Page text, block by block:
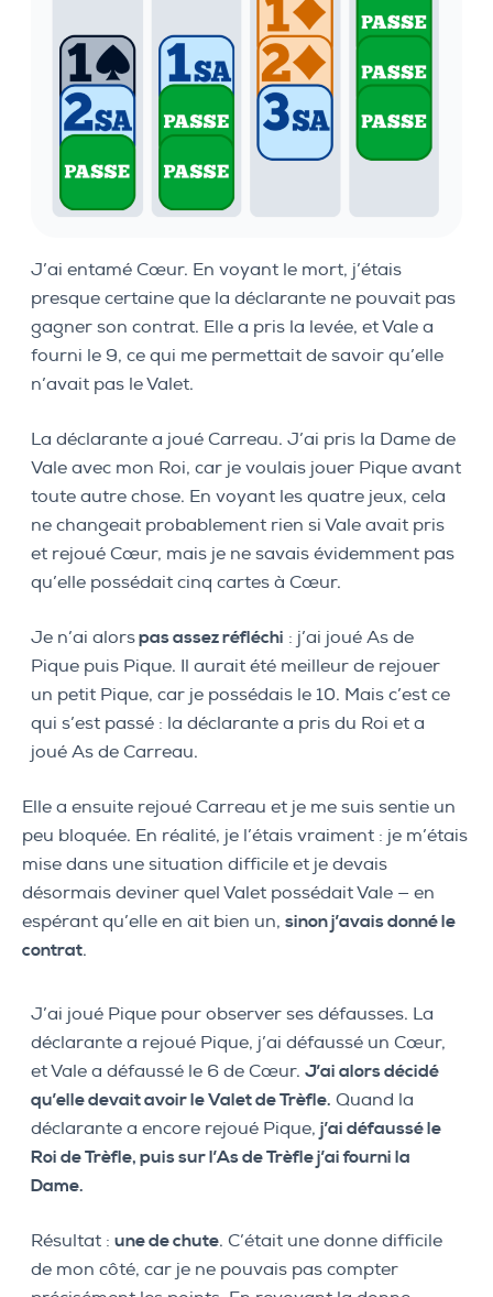
J’ai entamé Cœur. En voyant le mort, j’étais
presque certaine que la déclarante ne pouvait pas
gagner son contrat. Elle a pris la levée, et Vale a
fourni le 9, ce qui me permettait de savoir qu’elle
n’avait pas le Valet.
La déclarante a joué Carreau. J’ai pris la Dame de
Vale avec mon Roi, car je voulais jouer Pique avant
toute autre chose. En voyant les quatre jeux, cela
ne changeait probablement rien si Vale avait pris
et rejoué Cœur, mais je ne savais évidemment pas
qu’elle possédait cinq cartes à Cœur.
Je n’ai alorspas assez réfléchi : j’ai joué As de
Pique puis Pique. Il aurait été meilleur de rejouer
un petit Pique, car je possédais le 10. Mais c’est ce
qui s’est passé : la déclarante a pris du Roi et a
joué As de Carreau.
Elle a ensuite rejoué Carreau et je me suis sentie un
peu bloquée. En réalité, je l’étais vraiment : je m’étais
mise dans une situation difficile et je devais
désormais deviner quel Valet possédait Vale — en
espérant qu’elle en ait bien un, sinon j’avais donné le
contrat.
J’ai joué Pique pour observer ses défausses. La
déclarante a rejoué Pique, j’ai défaussé un Cœur,
et Vale a défaussé le 6 de Cœur. J’ai alors décidé
qu’elle devait avoir le Valet de Trèfle. Quand la
déclarante a encore rejoué Pique, j’ai défaussé le
Roi de Trèfle, puis sur l’As de Trèfle j’ai fourni la
Dame.
Résultat : une de chute. C’était une donne difficile
de mon côté, car je ne pouvais pas compter